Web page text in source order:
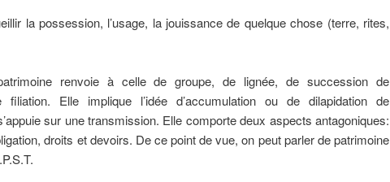
la possession, l’usage, la jouissance de quelque chose (terre, rites,
renvoie à celle de groupe, de lignée, de succession de
filiation. Elle implique l’idée d’accumulation ou de dilapidation de
sur une transmission. Elle comporte deux aspects antagoniques:
droits et devoirs. De ce point de vue, on peut parler de patrimoine